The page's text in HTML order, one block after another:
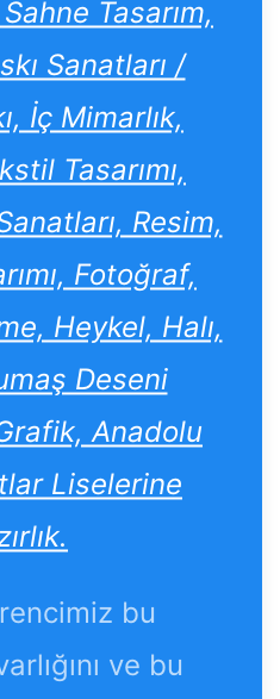
Tasarım,
Sanatları /
İç Mimarlık,
Tasarımı,
Resim,
Fotoğraf,
Heykel, Halı,
Deseni
Anadolu
Liselerine
bu
ve bu